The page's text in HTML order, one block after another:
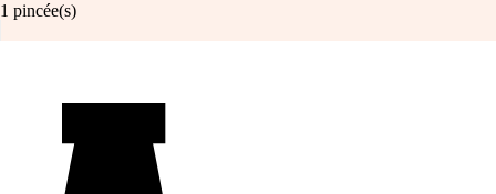
1 pincée(s)